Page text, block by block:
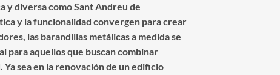
y diversa como Sant Andreu de
y la funcionalidad convergen para crear
las barandillas metálicas a medida se
para aquellos que buscan combinar
sea en la renovación de un edificio